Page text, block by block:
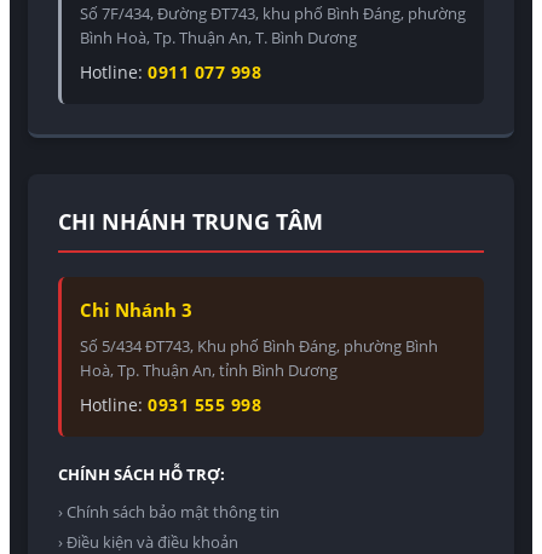
Số 7F/434, Đường ĐT743, khu phố Bình Đáng, phường
Bình Hoà, Tp. Thuận An, T. Bình Dương
Hotline: 0911 077 998
CHI NHÁNH TRUNG TÂM
Chi Nhánh 3
Số 5/434 ĐT743, Khu phố Bình Đáng, phường Bình
Hoà, Tp. Thuận An, tỉnh Bình Dương
Hotline: 0931 555 998
CHÍNH SÁCH HỖ TRỢ:
› Chính sách bảo mật thông tin
› Điều kiện và điều khoản